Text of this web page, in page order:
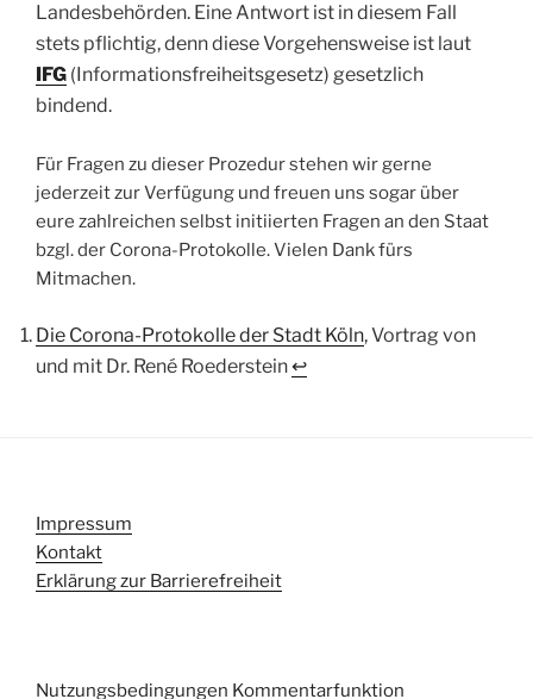
Landesbehörden. Eine Antwort ist in diesem Fall
stets pflichtig, denn diese Vorgehensweise ist laut
IFG (Informationsfreiheitsgesetz) gesetzlich
bindend.
Für Fragen zu dieser Prozedur stehen wir gerne
jederzeit zur Verfügung und freuen uns sogar über
eure zahlreichen selbst initiierten Fragen an den Staat
bzgl. der Corona-Protokolle. Vielen Dank fürs
Mitmachen.
Die Corona-Protokolle der Stadt Köln, Vortrag von
und mit Dr. René Roederstein↩︎
Impressum
Kontakt
Erklärung zur Barrierefreiheit
Nutzungsbedingungen Kommentarfunktion